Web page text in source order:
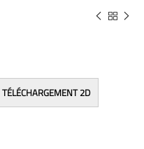
TÉLÉCHARGEMENT 2D